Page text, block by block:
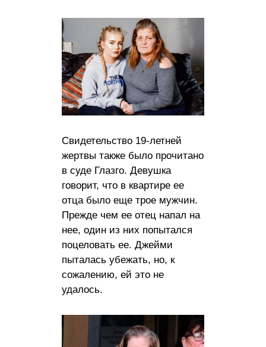
Свидетельство 19-летней
жертвы также было прочитано
в суде Глазго. Девушка
говорит, что в квартире ее
отца было еще трое мужчин.
Прежде чем ее отец напал на
нее, один из них попытался
поцеловать ее. Джейми
пыталась убежать, но, к
сожалению, ей это не
удалось.